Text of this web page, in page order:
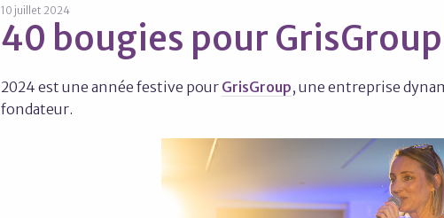
10 juillet 2024
40 bougies pour
2024 est une année festive pour GrisGroup, une entreprise
fondateur.